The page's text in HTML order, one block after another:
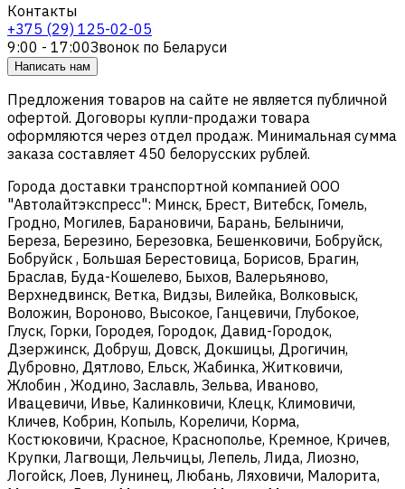
Контакты
+375 (29) 125-02-05
9:00 - 17:00Звонок по Беларуси
Написать нам
Предложения товаров на сайте не является публичной
офертой. Договоры купли-продажи товара
оформляются через отдел продаж. Минимальная сумма
заказа составляет 450 белорусских рублей.
Города доставки транспортной компанией ООО
"Автолайтэкспресс": Минск, Брест, Витебск, Гомель,
Гродно, Могилев, Барановичи, Барань, Белыничи,
Береза, Березино, Березовка, Бешенковичи, Бобруйск,
Бобруйск , Большая Берестовица, Борисов, Брагин,
Браслав, Буда-Кошелево, Быхов, Валерьяново,
Верхнедвинск, Ветка, Видзы, Вилейка, Волковыск,
Воложин, Вороново, Высокое, Ганцевичи, Глубокое,
Глуск, Горки, Городея, Городок, Давид-Городок,
Дзержинск, Добруш, Довск, Докшицы, Дрогичин,
Дубровно, Дятлово, Ельск, Жабинка, Житковичи,
Жлобин , Жодино, Заславль, Зельва, Иваново,
Ивацевичи, Ивье, Калинковичи, Клецк, Климовичи,
Кличев, Кобрин, Копыль, Кореличи, Корма,
Костюковичи, Красное, Краснополье, Кремное, Кричев,
Крупки, Лагвощи, Лельчицы, Лепель, Лида, Лиозно,
Логойск, Лоев, Лунинец, Любань, Ляховичи, Малорита,